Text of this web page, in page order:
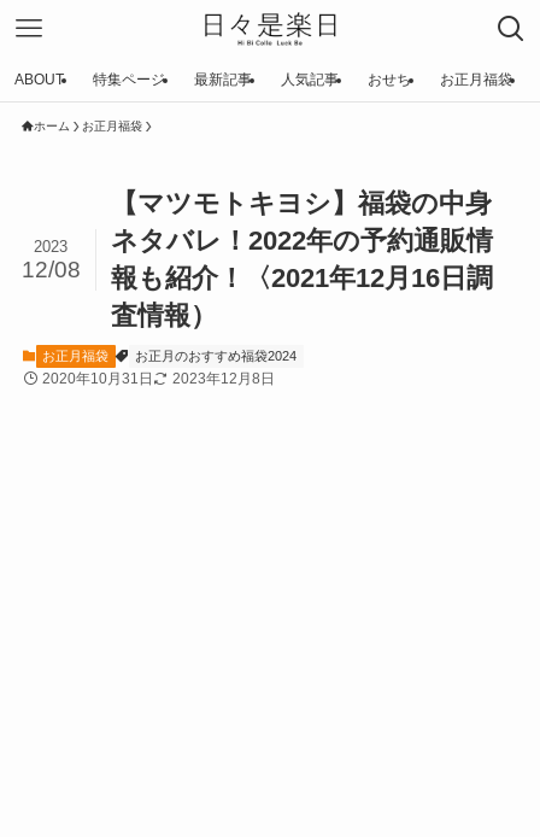
ABOUT 特集ページ 最新記事 人気記事 おせち お正月福袋
ホーム お正月福袋
【マツモトキヨシ】福袋の中身
ネタバレ！2022年の予約通販情
報も紹介！〈2021年12月16日調
査情報）
2023
12/08
お正月福袋 お正月のおすすめ福袋2024
2020年10月31日 2023年12月8日